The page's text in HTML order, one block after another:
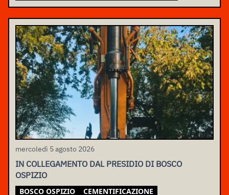
mercoledì 5 agosto 2026
IN COLLEGAMENTO DAL PRESIDIO DI BOSCO
OSPIZIO
BOSCO OSPIZIO
CEMENTIFICAZIONE